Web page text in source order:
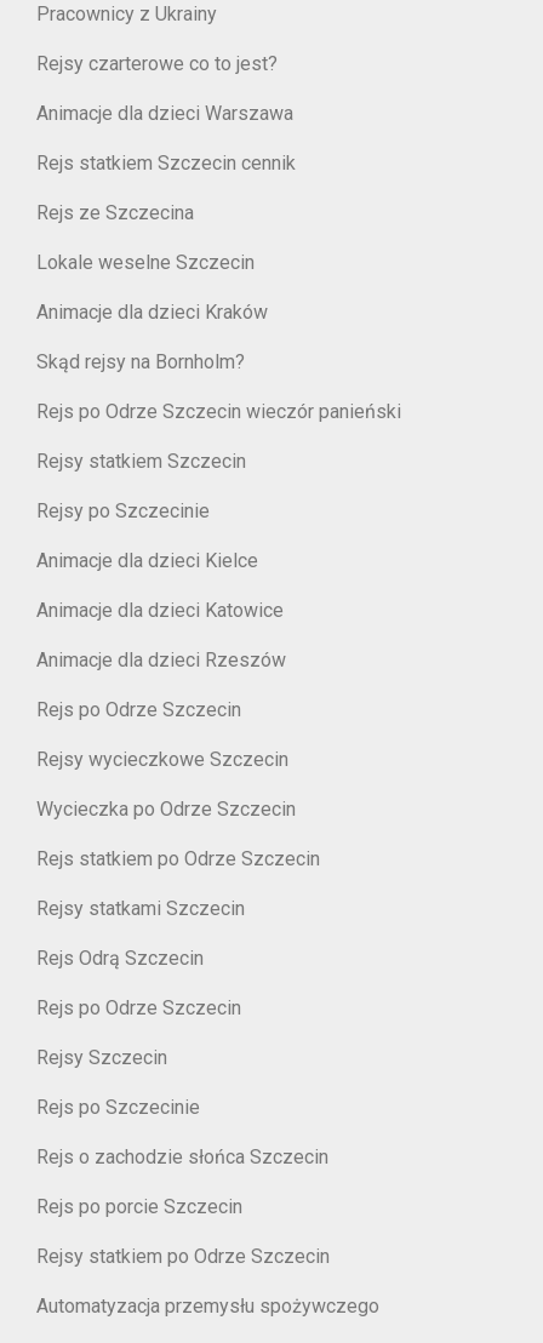
Pracownicy z Ukrainy
Rejsy czarterowe co to jest?
Animacje dla dzieci Warszawa
Rejs statkiem Szczecin cennik
Rejs ze Szczecina
Lokale weselne Szczecin
Animacje dla dzieci Kraków
Skąd rejsy na Bornholm?
Rejs po Odrze Szczecin wieczór panieński
Rejsy statkiem Szczecin
Rejsy po Szczecinie
Animacje dla dzieci Kielce
Animacje dla dzieci Katowice
Animacje dla dzieci Rzeszów
Rejs po Odrze Szczecin
Rejsy wycieczkowe Szczecin
Wycieczka po Odrze Szczecin
Rejs statkiem po Odrze Szczecin
Rejsy statkami Szczecin
Rejs Odrą Szczecin
Rejs po Odrze Szczecin
Rejsy Szczecin
Rejs po Szczecinie
Rejs o zachodzie słońca Szczecin
Rejs po porcie Szczecin
Rejsy statkiem po Odrze Szczecin
Automatyzacja przemysłu spożywczego